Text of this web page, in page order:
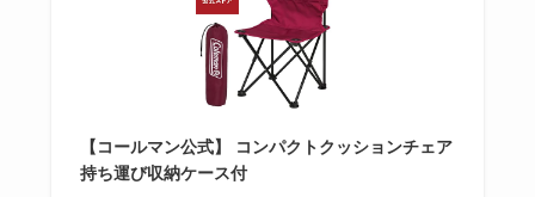
【コールマン公式】 コンパクトクッションチェア
持ち運び収納ケース付